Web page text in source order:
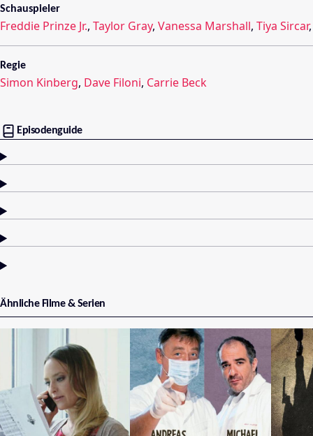
Schauspieler
Freddie Prinze Jr., Taylor Gray, Vanessa Marshall, Tiya Sircar
Regie
Simon Kinberg, Dave Filoni, Carrie Beck
Episodenguide
Ähnliche Filme & Serien